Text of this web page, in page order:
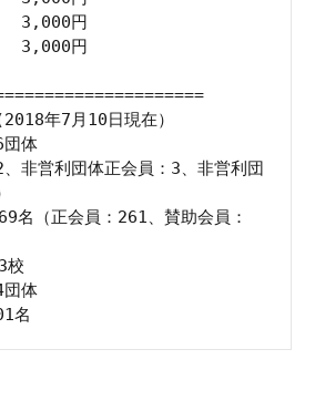
3,000円
3,000円
年7月10日現在）
団体
、非営利団体正会員：3、非営利団
名（正会員：261、賛助会員：
校
団体